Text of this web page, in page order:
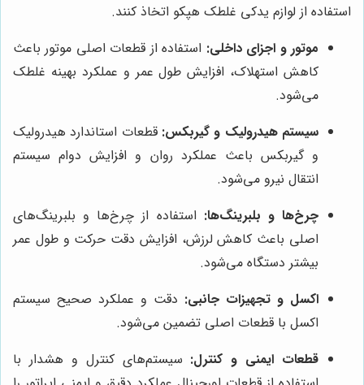
استفاده از لوازم یدکی غلطک هپکو اتخاذ کنند.
موتور و اجزای داخلی: استفاده از قطعات اصلی موتور باعث
کاهش استهلاک، افزایش طول عمر و عملکرد بهینه غلطک
می‌شود.
سیستم هیدرولیک و گیربکس: قطعات استاندارد هیدرولیک
و گیربکس باعث عملکرد روان و افزایش دوام سیستم
انتقال نیرو می‌شود.
چرخ‌ها و بلبرینگ‌ها: استفاده از چرخ‌ها و بلبرینگ‌های
اصلی باعث کاهش لرزش، افزایش دقت حرکت و طول عمر
بیشتر دستگاه می‌شود.
اکسل و تجهیزات جانبی: دقت و عملکرد صحیح سیستم
اکسل با قطعات اصلی تضمین می‌شود.
قطعات ایمنی و کنترل: سیستم‌های کنترل و هشدار با